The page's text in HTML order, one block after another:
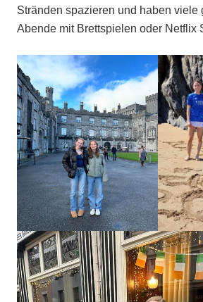
Stränden spazieren und haben viele
Abende mit Brettspielen oder Netflix